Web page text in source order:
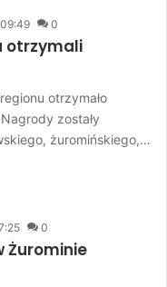
0
otrzymali
otrzymało
zostały
żuromińskiego,…
0
Żurominie